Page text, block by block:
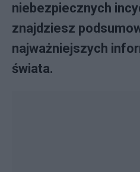
niebezpiecznych
znajdziesz
najważniejszych
świata.